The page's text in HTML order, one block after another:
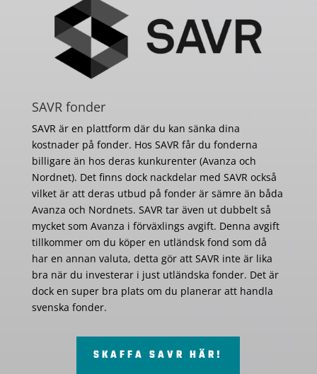
SAVR fonder
SAVR är en plattform där du kan sänka dina
kostnader på fonder. Hos SAVR får du fonderna
billigare än hos deras kunkurenter (Avanza och
Nordnet). Det finns dock nackdelar med SAVR också
vilket är att deras utbud på fonder är sämre än båda
Avanza och Nordnets. SAVR tar även ut dubbelt så
mycket som Avanza i förväxlings avgift. Denna avgift
tillkommer om du köper en utländsk fond som då
har en annan valuta, detta gör att SAVR inte är lika
bra när du investerar i just utländska fonder. Det är
dock en super bra plats om du planerar att handla
svenska fonder.
SKAFFA SAVR HÄR!